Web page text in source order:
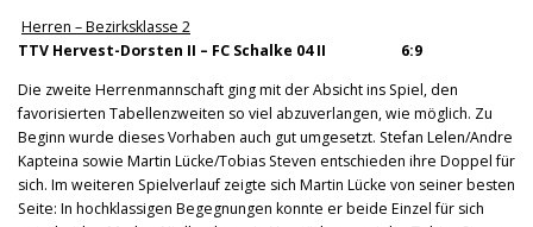
Herren – Bezirksklasse 2
TTV Hervest-Dorsten II – FC Schalke 04 II 6:9
Die zweite Herrenmannschaft ging mit der Absicht ins Spiel, den
favorisierten Tabellenzweiten so viel abzuverlangen, wie möglich. Zu
Beginn wurde dieses Vorhaben auch gut umgesetzt. Stefan Lelen/Andre
Kapteina sowie Martin Lücke/Tobias Steven entschieden ihre Doppel für
sich. Im weiteren Spielverlauf zeigte sich Martin Lücke von seiner besten
Seite: In hochklassigen Begegnungen konnte er beide Einzel für sich